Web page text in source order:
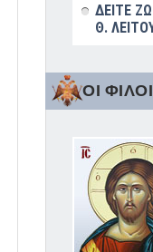
ΔΕΙΤΕ
Θ.
ΟΙ